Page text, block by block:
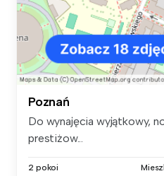
Poznań
Do wynajęcia wyjątkowy,
prestiżow...
2 pokoi